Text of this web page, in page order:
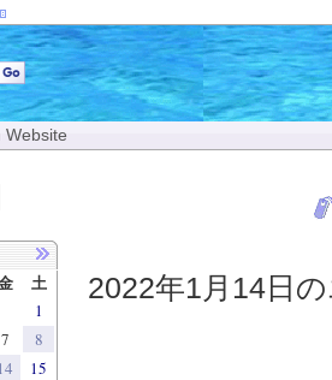
Website
2022年1月14日
土
1
7
8
14
15